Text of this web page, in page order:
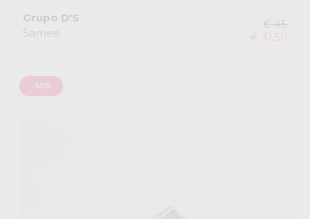
Grupo D'S
Samee
€ 45
€ 31,50
-30%